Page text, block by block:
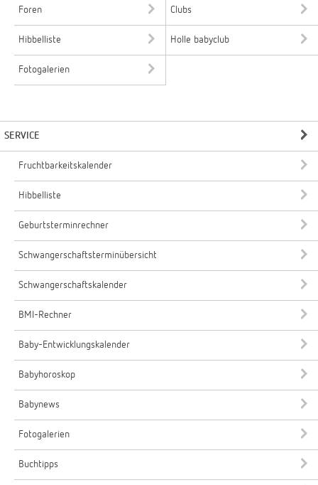
Foren Clubs
Hibbelliste Holle babyclub
Fotogalerien
SERVICE
Fruchtbarkeitskalender
Hibbelliste
Geburtsterminrechner
Schwangerschaftsterminübersicht
Schwangerschaftskalender
BMI-Rechner
Baby-Entwicklungskalender
Babyhoroskop
Babynews
Fotogalerien
Buchtipps